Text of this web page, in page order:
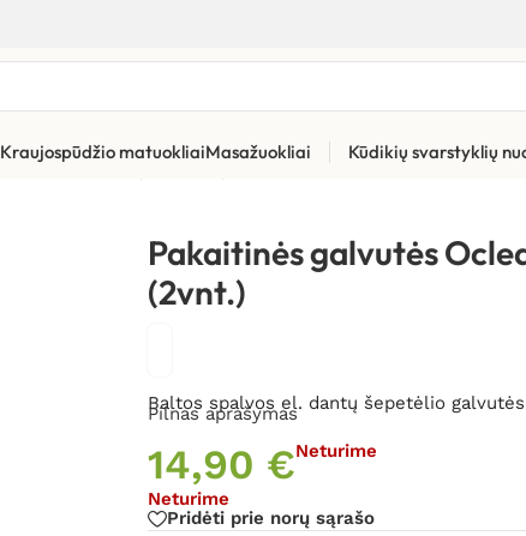
Kraujospūdžio matuokliaiMasažuokliai Kūdikių svarstyklių
Dantų šepetėlių pakaitinės galvutės ir kita
Pakaitinės galvutės
(2vnt.)
Baltos spalvos el. dantų šepetėlio
Pilnas aprašymas
14,90 €Neturime
Neturime
Pridėti prie norų sąrašo